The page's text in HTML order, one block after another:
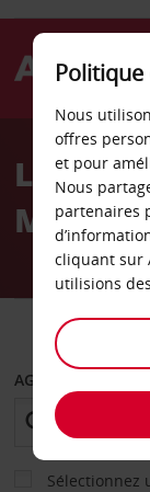
Avis
VOITURE
AGENCE DE DÉPART
Sélectionnez
Nous
offres
et pour
Nous
partenaires
cliquant sur
utilisions